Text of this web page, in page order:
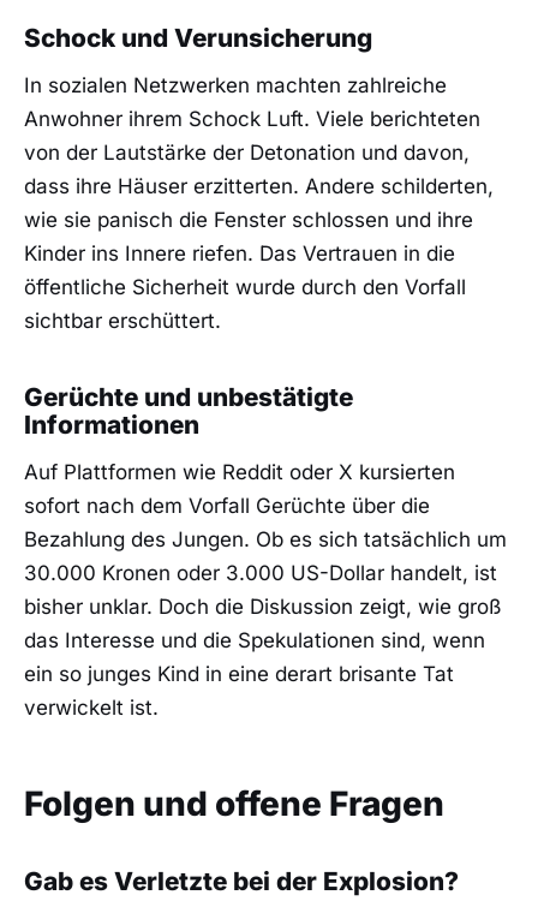
Schock und Verunsicherung
In sozialen Netzwerken machten zahlreiche
Anwohner ihrem Schock Luft. Viele berichteten
von der Lautstärke der Detonation und davon,
dass ihre Häuser erzitterten. Andere schilderten,
wie sie panisch die Fenster schlossen und ihre
Kinder ins Innere riefen. Das Vertrauen in die
öffentliche Sicherheit wurde durch den Vorfall
sichtbar erschüttert.
Gerüchte und unbestätigte
Informationen
Auf Plattformen wie Reddit oder X kursierten
sofort nach dem Vorfall Gerüchte über die
Bezahlung des Jungen. Ob es sich tatsächlich um
30.000 Kronen oder 3.000 US-Dollar handelt, ist
bisher unklar. Doch die Diskussion zeigt, wie groß
das Interesse und die Spekulationen sind, wenn
ein so junges Kind in eine derart brisante Tat
verwickelt ist.
Folgen und offene Fragen
Gab es Verletzte bei der Explosion?